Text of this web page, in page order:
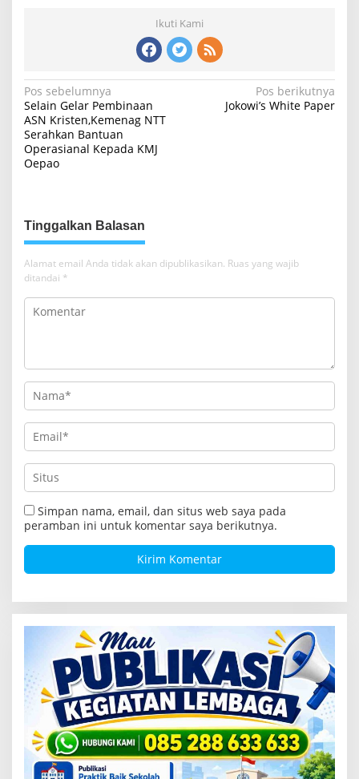
Ikuti Kami
N
a
v
i
s
i
p
o
s
Pos sebelumnya
Selain Gelar Pembinaan
ASN Kristen,Kemenag NTT
Serahkan Bantuan
Operasianal Kepada KMJ
Oepao
Pos berikutnya
Jokowi’s White Paper
Tinggalkan Balasan
Alamat email Anda tidak akan dipublikasikan. Ruas yang wajib
ditandai *
Simpan nama, email, dan situs web saya pada
peramban ini untuk komentar saya berikutnya.